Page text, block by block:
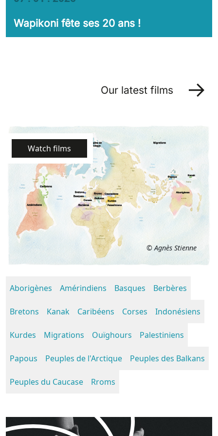
Wapikoni fête ses 20 ans !
Our latest films
Watch films
© Agnès Stienne
Aborigènes Amérindiens Basques Berbères
Bretons Kanak Caribéens Corses Indonésiens
Kurdes Migrations Ouïghours Palestiniens
Papous Peuples de l'Arctique Peuples des Balkans
Peuples du Caucase Rroms